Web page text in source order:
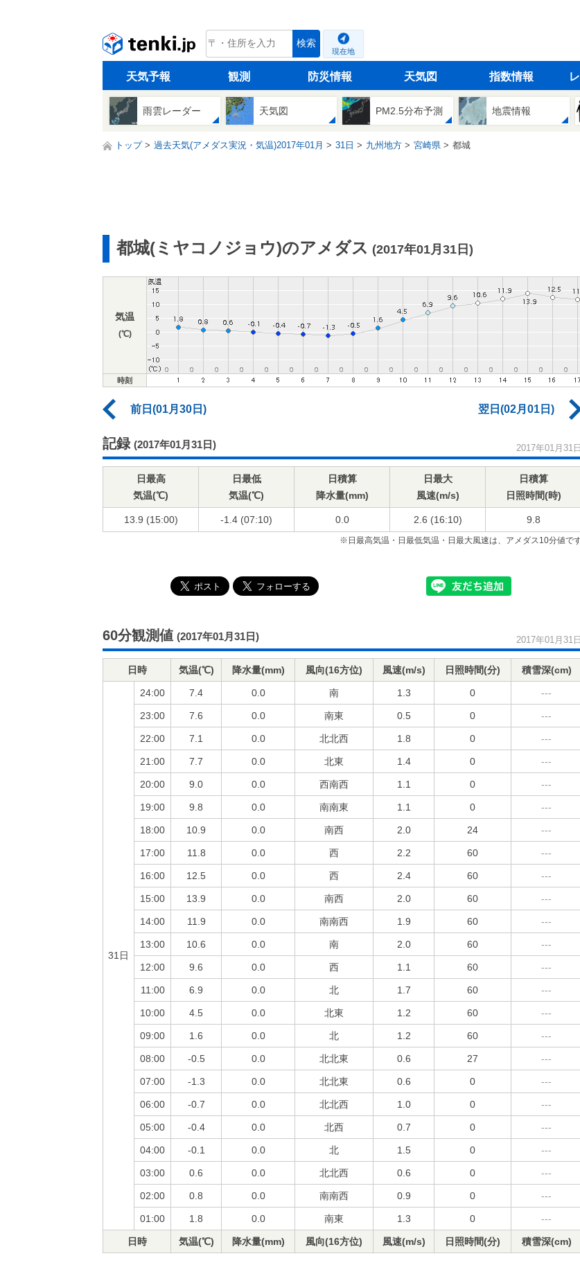
tenki.jp 検索
現在地
天気予報 観測 防災情報 天気図 指数情報
雨雲レーダー 天気図 PM2.5分布予測 地震情報
トップ 過去天気(アメダス実況・気温)2017年01月 31日 九州地方 宮崎県 都城
都城(ミヤコノジョウ)のアメダス (2017年01月31日)
気温
(℃)
時刻
前日(01月30日) 翌日(02月01日)
記録 (2017年01月31日) 2017年01月31日
日最高
気温(℃)
日最低
気温(℃)
日積算
降水量(mm)
日最大
風速(m/s)
日積算
日照時間(時)
13.9 (15:00) -1.4 (07:10) 0.0 2.6 (16:10) 9.8
※日最高気温・日最低気温・日最大風速は、アメダス10分値で
60分観測値 (2017年01月31日) 2017年01月31日
日時 気温(℃) 降水量(mm) 風向(16方位) 風速(m/s) 日照時間(分) 積雪深(cm)
31日
24:00 7.4 0.0 南 1.3 0 ---
23:00 7.6 0.0 南東 0.5 0 ---
22:00 7.1 0.0 北北西 1.8 0 ---
21:00 7.7 0.0 北東 1.4 0 ---
20:00 9.0 0.0 西南西 1.1 0 ---
19:00 9.8 0.0 南南東 1.1 0 ---
18:00 10.9 0.0 南西 2.0 24 ---
17:00 11.8 0.0 西 2.2 60 ---
16:00 12.5 0.0 西 2.4 60 ---
15:00 13.9 0.0 南西 2.0 60 ---
14:00 11.9 0.0 南南西 1.9 60 ---
13:00 10.6 0.0 南 2.0 60 ---
12:00 9.6 0.0 西 1.1 60 ---
11:00 6.9 0.0 北 1.7 60 ---
10:00 4.5 0.0 北東 1.2 60 ---
09:00 1.6 0.0 北 1.2 60 ---
08:00 -0.5 0.0 北北東 0.6 27 ---
07:00 -1.3 0.0 北北東 0.6 0 ---
06:00 -0.7 0.0 北北西 1.0 0 ---
05:00 -0.4 0.0 北西 0.7 0 ---
04:00 -0.1 0.0 北 1.5 0 ---
03:00 0.6 0.0 北北西 0.6 0 ---
02:00 0.8 0.0 南南西 0.9 0 ---
01:00 1.8 0.0 南東 1.3 0 ---
日時 気温(℃) 降水量(mm) 風向(16方位) 風速(m/s) 日照時間(分) 積雪深(cm)